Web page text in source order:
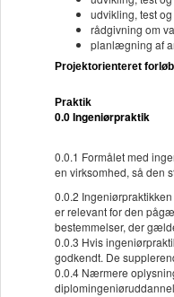
udvikling, test
rådgivning om
planlægning af
Projektorienteret forløb
Praktik
0.0 Ingeniørpraktik
0.0.1 Formålet med
en virksomhed, så den
0.0.2
er relevant for den
bestemmelser, der
0.0.3 Hvis
godkendt. De
0.0.4 Nærmere